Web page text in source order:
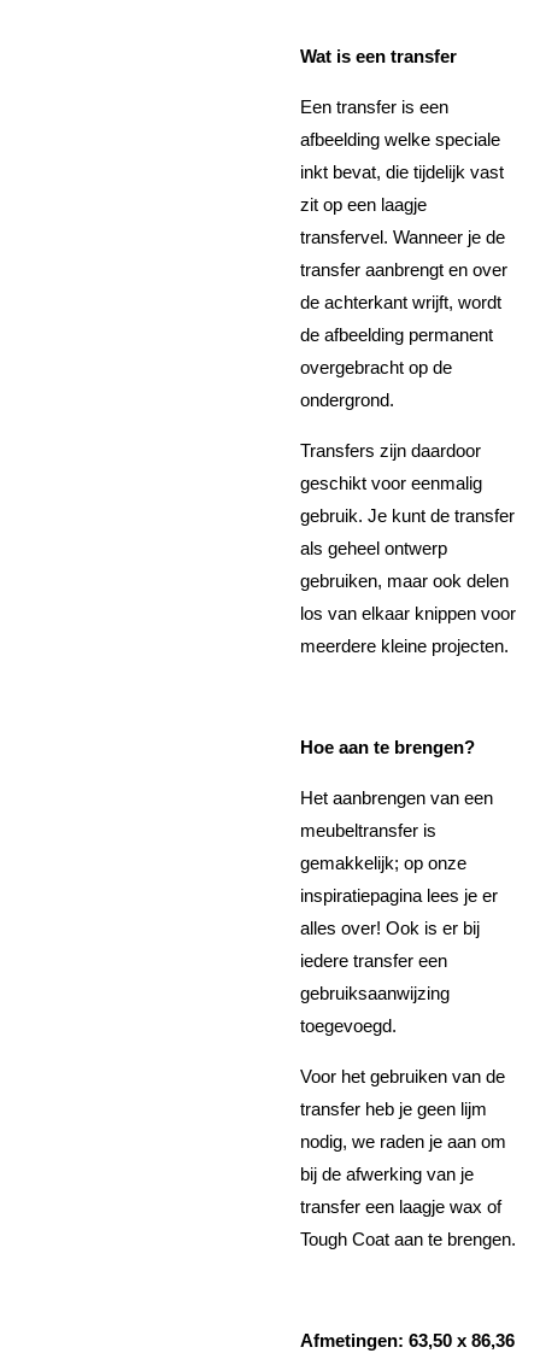
Wat is een transfer
Een transfer is een
afbeelding welke speciale
inkt bevat, die tijdelijk vast
zit op een laagje
transfervel. Wanneer je de
transfer aanbrengt en over
de achterkant wrijft, wordt
de afbeelding permanent
overgebracht op de
ondergrond.
Transfers zijn daardoor
geschikt voor eenmalig
gebruik. Je kunt de transfer
als geheel ontwerp
gebruiken, maar ook delen
los van elkaar knippen voor
meerdere kleine projecten.
Hoe aan te brengen?
Het aanbrengen van een
meubeltransfer is
gemakkelijk; op onze
inspiratiepagina lees je er
alles over! Ook is er bij
iedere transfer een
gebruiksaanwijzing
toegevoegd.
Voor het gebruiken van de
transfer heb je geen lijm
nodig, we raden je aan om
bij de afwerking van je
transfer een laagje wax of
Tough Coat aan te brengen.
Afmetingen: 63,50 x 86,36